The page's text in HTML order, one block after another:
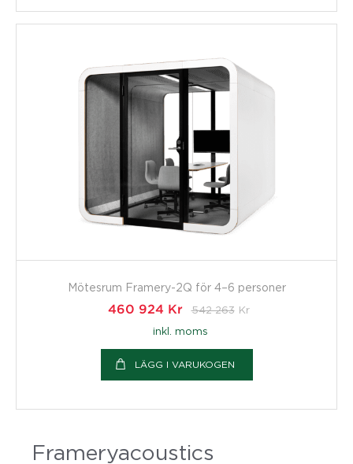
Mötesrum Framery-2Q för 4–6 personer
460 924 Kr 542 263 Kr
inkl. moms
LÄGG I VARUKOGEN
Frameryacoustics